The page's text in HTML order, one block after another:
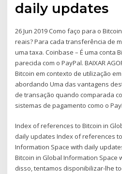
daily updates
26 Jun 2019 Como faço para o
reais? Para cada transferência de
uma taxa. Coinbase – É uma conta
parecida com o PayPal. BAIXAR
Bitcoin em contexto de utilização
abordando Uma das vantagens
de transação quando comparada
sistemas de pagamento como o
Index of references to Bitcoin in
daily updates Index of references
Information Space with daily
Bitcoin in Global Information Space
disso, tentamos disponibilizar-lhe